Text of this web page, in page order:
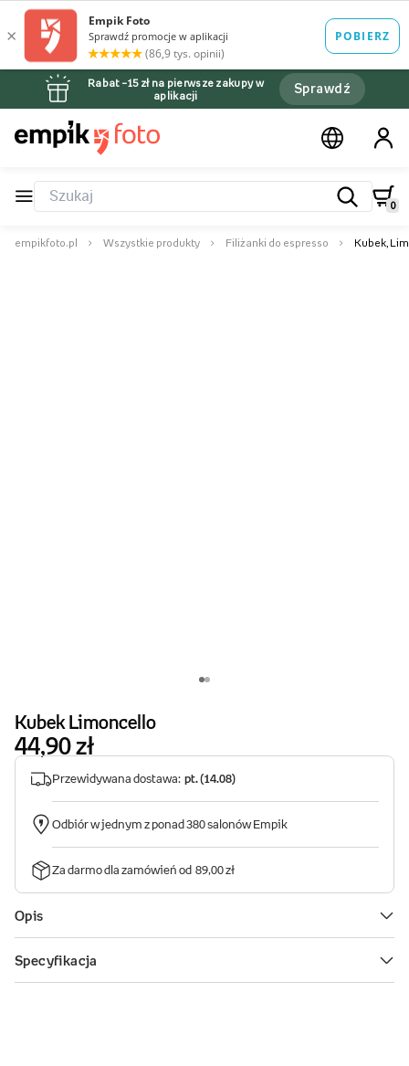
Rabat –15 zł na pierwsze zakupy w
aplikacji
Sprawdź
0
empikfoto.pl Wszystkie produkty Filiżanki do espresso Kubek,